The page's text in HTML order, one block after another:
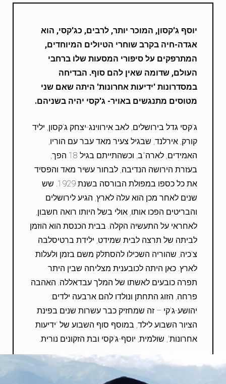
יוסף ג'קסון, המוכר יותר, לרבים, כג'קסי, הוא
אגדה-חיה בקרב שוחרי הטיולים המיוחדים,
המתרפקים על סיפורי המסעות שלו ברחבי
העולם, שדומה שאין להם סוף. הבדיחה
במסדרונות 'ידיעות אחרונות' היתה שאם שני
מטוסים מתנגשים באויר- ג'קסי יהיה בשניהם.
ג'קסי גדל בירושלים, לאב אירווינג-יצחק ג'קסון, יליד
קורק, אירלנד, שבגיל צעיר מאד עבר עם הוריו,
האמידים, לארה"ב, וכשהתייתם בגיל 18 הפך,
בעזרת הירושה הנדיבה, לבחור עשיר מאד והפסיד
את כל כספו במפולת הבורסה בשנת 1929. שש
שנים לאחר מכן הוא עלה לארץ, הגיע לירושלים
והבריטים הפכו אותו, אולי בשל היותו רואה חשבון,
לאחראי על התעשיה הקלה. בבית הכנסת הוא הוזמן
לביתה של תרצה לבית שמידט, ילידת ברטיסלבה
צ'כיה, שהוריה השכילו להסתלק משם בזמן ולעלות
לארץ. כאן היתה לכובענית מצליחה שבין היתר
תפרה כובעים לאשתו של המלך עבדאללה. האהבה
פרחה, הזוג התחתן ונולדו להם ארבעה ילדים:
יהושע-ג'קי – זה שמחזיק כבר עשרות שנים בפינת
הציור השבוע לילד, במוסף סוף השבוע של 'ידיעות
אחרונות', שולמית, יוסף-ג'קסי ובת הזקונים נורית.